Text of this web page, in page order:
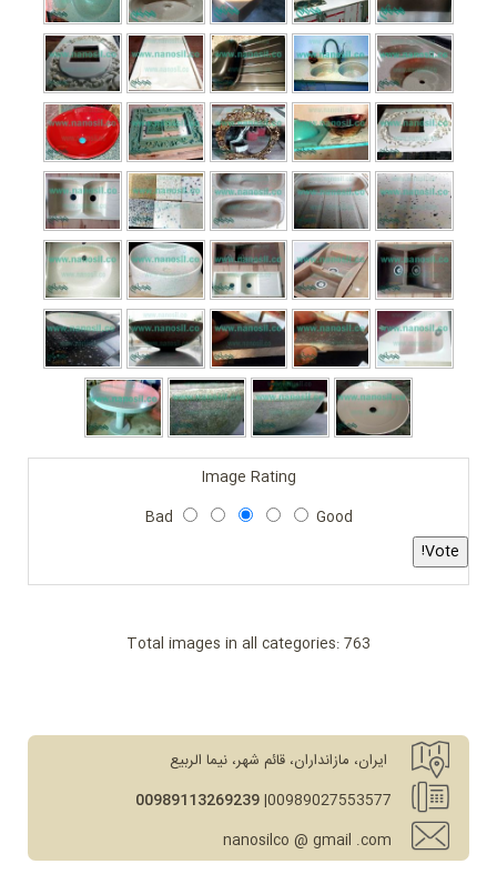
Image Rating
Bad
Good
Total images in all categories: 763
ایران، مازانداران، قائم شهر، نیما الربيع
00989027553577|
00989113269239
nanosilco @ gmail .com